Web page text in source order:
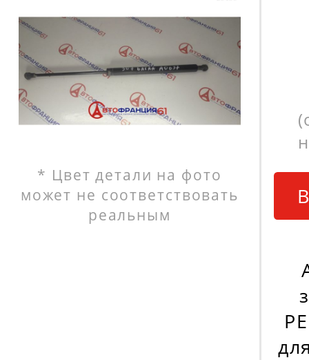
* Цвет детали на фото
может не соответствовать
реальным